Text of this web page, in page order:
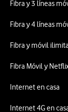
Fibra y 3 líneas
Fibra y 4 líneas
Fibra y móvil
Fibra Móvil y
Internet en casa
Internet 4G en